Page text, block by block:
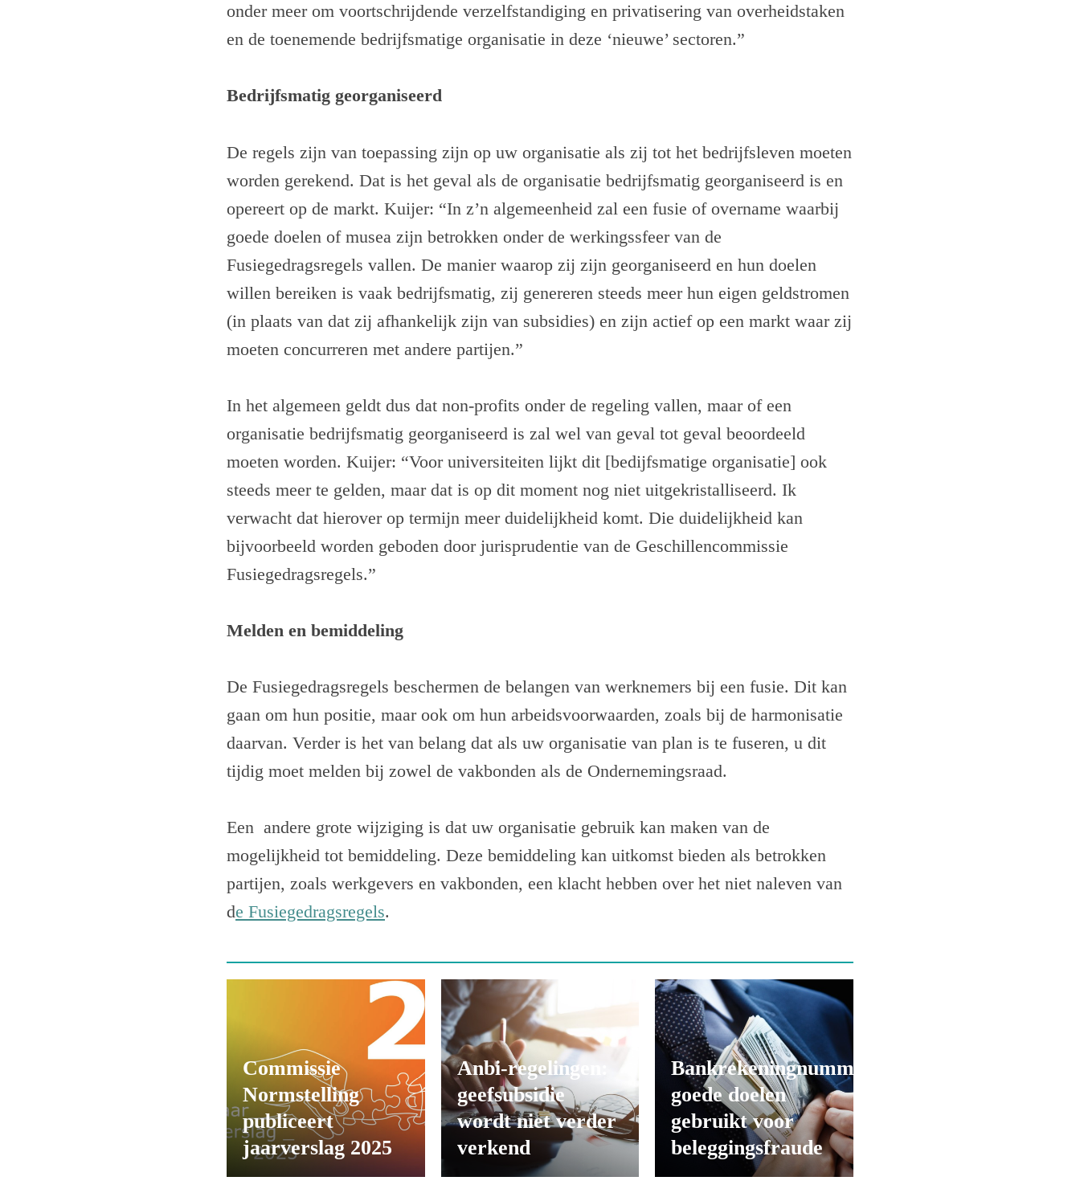
onder meer om voortschrijdende verzelfstandiging en privatisering van overheidstaken
en de toenemende bedrijfsmatige organisatie in deze ‘nieuwe’ sectoren.”
Bedrijfsmatig georganiseerd
De regels zijn van toepassing zijn op uw organisatie als zij tot het bedrijfsleven moeten
worden gerekend. Dat is het geval als de organisatie bedrijfsmatig georganiseerd is en
opereert op de markt. Kuijer: “In z’n algemeenheid zal een fusie of overname waarbij
goede doelen of musea zijn betrokken onder de werkingssfeer van de
Fusiegedragsregels vallen. De manier waarop zij zijn georganiseerd en hun doelen
willen bereiken is vaak bedrijfsmatig, zij genereren steeds meer hun eigen geldstromen
(in plaats van dat zij afhankelijk zijn van subsidies) en zijn actief op een markt waar zij
moeten concurreren met andere partijen.”
In het algemeen geldt dus dat non-profits onder de regeling vallen, maar of een
organisatie bedrijfsmatig georganiseerd is zal wel van geval tot geval beoordeeld
moeten worden. Kuijer: “Voor universiteiten lijkt dit [bedijfsmatige organisatie] ook
steeds meer te gelden, maar dat is op dit moment nog niet uitgekristalliseerd. Ik
verwacht dat hierover op termijn meer duidelijkheid komt. Die duidelijkheid kan
bijvoorbeeld worden geboden door jurisprudentie van de Geschillencommissie
Fusiegedragsregels.”
Melden en bemiddeling
De Fusiegedragsregels beschermen de belangen van werknemers bij een fusie. Dit kan
gaan om hun positie, maar ook om hun arbeidsvoorwaarden, zoals bij de harmonisatie
daarvan. Verder is het van belang dat als uw organisatie van plan is te fuseren, u dit
tijdig moet melden bij zowel de vakbonden als de Ondernemingsraad.
Een andere grote wijziging is dat uw organisatie gebruik kan maken van de
mogelijkheid tot bemiddeling. Deze bemiddeling kan uitkomst bieden als betrokken
partijen, zoals werkgevers en vakbonden, een klacht hebben over het niet naleven van
de Fusiegedragsregels.
Commissie
Normstelling
publiceert
jaarverslag 2025
Anbi-regelingen:
geefsubsidie
wordt niet verder
verkend
Bankrekeningnummers
goede doelen
gebruikt voor
beleggingsfraude